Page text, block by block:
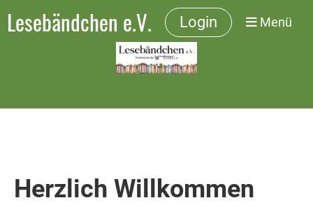
Lesebändchen e.V. Login Menü
Herzlich Willkommen